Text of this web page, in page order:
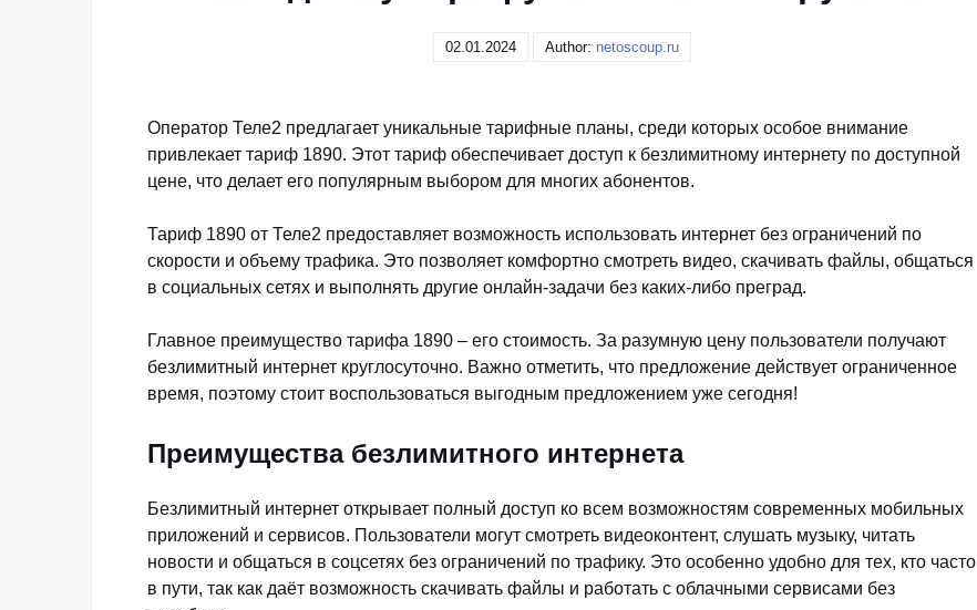
02.01.2024 Author: netoscoup.ru
Оператор Теле2 предлагает уникальные тарифные планы, среди которых особое внимание
привлекает тариф 1890. Этот тариф обеспечивает доступ к безлимитному интернету по доступной
цене, что делает его популярным выбором для многих абонентов.
Тариф 1890 от Теле2 предоставляет возможность использовать интернет без ограничений по
скорости и объему трафика. Это позволяет комфортно смотреть видео, скачивать файлы, общаться
в социальных сетях и выполнять другие онлайн-задачи без каких-либо преград.
Главное преимущество тарифа 1890 – его стоимость. За разумную цену пользователи получают
безлимитный интернет круглосуточно. Важно отметить, что предложение действует ограниченное
время, поэтому стоит воспользоваться выгодным предложением уже сегодня!
Преимущества безлимитного интернета
Безлимитный интернет открывает полный доступ ко всем возможностям современных мобильных
приложений и сервисов. Пользователи могут смотреть видеоконтент, слушать музыку, читать
новости и общаться в соцсетях без ограничений по трафику. Это особенно удобно для тех, кто часто
в пути, так как даёт возможность скачивать файлы и работать с облачными сервисами без